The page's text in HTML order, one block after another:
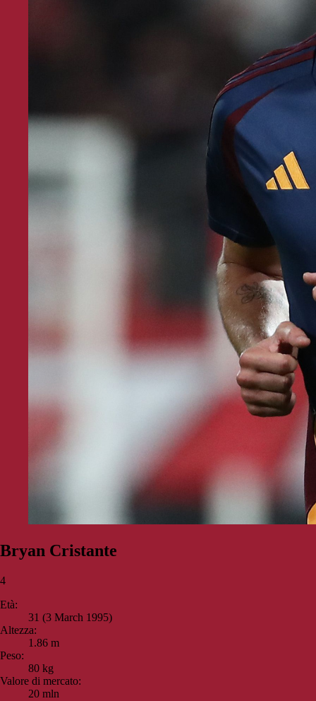
Bryan Cristante
4
Età:
31 (3 March 1995)
Altezza:
1.86 m
Peso:
80 kg
Valore di mercato:
20 mln